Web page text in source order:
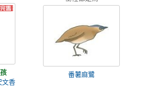
文香
番薯麻鷺